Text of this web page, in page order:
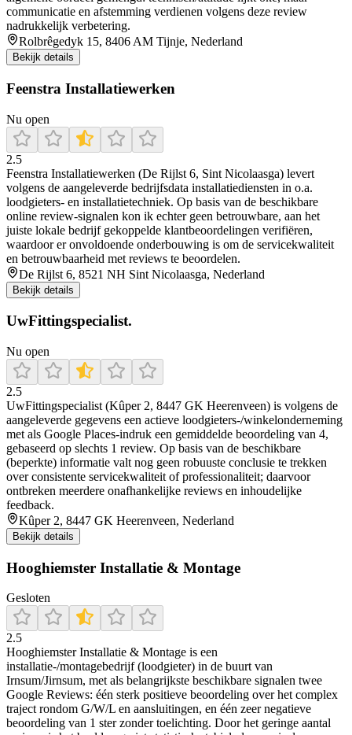
communicatie en afstemming verdienen volgens deze review
nadrukkelijk verbetering.
Rolbrêgedyk 15, 8406 AM Tijnje, Nederland
Bekijk details
Feenstra Installatiewerken
Nu open
2.5
Feenstra Installatiewerken (De Rijlst 6, Sint Nicolaasga) levert
volgens de aangeleverde bedrijfsdata installatiediensten in o.a.
loodgieters- en installatietechniek. Op basis van de beschikbare
online review-signalen kon ik echter geen betrouwbare, aan het
juiste lokale bedrijf gekoppelde klantbeoordelingen verifiëren,
waardoor er onvoldoende onderbouwing is om de servicekwaliteit
en betrouwbaarheid met reviews te beoordelen.
De Rijlst 6, 8521 NH Sint Nicolaasga, Nederland
Bekijk details
UwFittingspecialist.
Nu open
2.5
UwFittingspecialist (Kûper 2, 8447 GK Heerenveen) is volgens de
aangeleverde gegevens een actieve loodgieters-/winkelonderneming
met als Google Places-indruk een gemiddelde beoordeling van 4,
gebaseerd op slechts 1 review. Op basis van de beschikbare
(beperkte) informatie valt nog geen robuuste conclusie te trekken
over consistente servicekwaliteit of professionaliteit; daarvoor
ontbreken meerdere onafhankelijke reviews en inhoudelijke
feedback.
Kûper 2, 8447 GK Heerenveen, Nederland
Bekijk details
Hooghiemster Installatie & Montage
Gesloten
2.5
Hooghiemster Installatie & Montage is een
installatie-/montagebedrijf (loodgieter) in de buurt van
Irnsum/Jirnsum, met als belangrijkste beschikbare signalen twee
Google Reviews: één sterk positieve beoordeling over het complex
traject rondom G/W/L en aansluitingen, en één zeer negatieve
beoordeling van 1 ster zonder toelichting. Door het geringe aantal